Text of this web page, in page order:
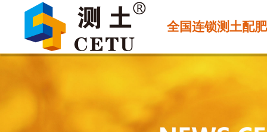
全国连锁测土配肥